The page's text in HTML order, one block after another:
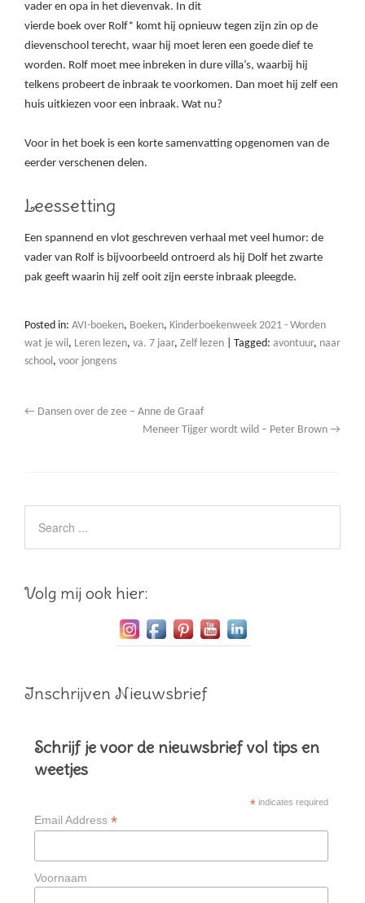
vader en opa in het dievenvak. In dit
vierde boek over Rolf* komt hij opnieuw tegen zijn zin op de
dievenschool terecht, waar hij moet leren een goede dief te
worden. Rolf moet mee inbreken in dure villa’s, waarbij hij
telkens probeert de inbraak te voorkomen. Dan moet hij zelf een
huis uitkiezen voor een inbraak. Wat nu?
Voor in het boek is een korte samenvatting opgenomen van de
eerder verschenen delen.
Leessetting
Een spannend en vlot geschreven verhaal met veel humor: de
vader van Rolf is bijvoorbeeld ontroerd als hij Dolf het zwarte
pak geeft waarin hij zelf ooit zijn eerste inbraak pleegde.
Posted in: AVI-boeken, Boeken, Kinderboekenweek 2021 - Worden
wat je wil, Leren lezen, va. 7 jaar, Zelf lezen Tagged: avontuur, naar
school, voor jongens
← Dansen over de zee – Anne de Graaf
Meneer Tijger wordt wild – Peter Brown →
Volg mij ook hier:
Inschrijven Nieuwsbrief
Schrijf je voor de nieuwsbrief vol tips en
weetjes
*indicates required
Email Address *
Voornaam